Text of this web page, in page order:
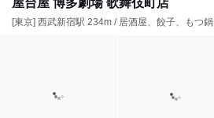
屋台屋 博多劇場 歌舞伎町店
[東京] 西武新宿駅 234m / 居酒屋、餃子、もつ鍋